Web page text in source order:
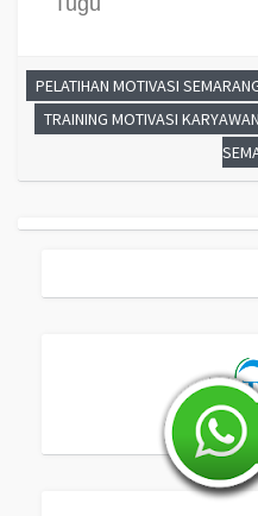
PELATIHAN MOTIVASI
TRAINING MOTIVASI